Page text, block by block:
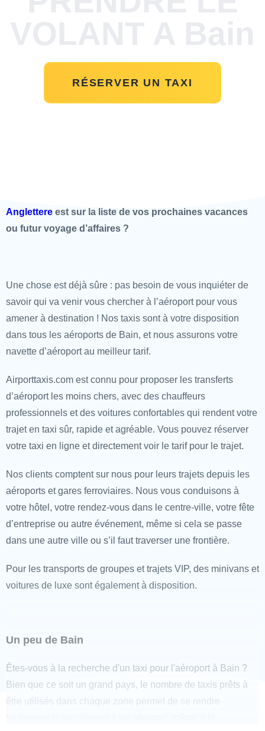
RÉSERVER UN TAXI
Anglettere est sur la liste de vos prochaines vacances
ou futur voyage d’affaires ?
Une chose est déjà sûre : pas besoin de vous inquiéter de
savoir qui va venir vous chercher à l’aéroport pour vous
amener à destination ! Nos taxis sont à votre disposition
dans tous les aéroports de Bain, et nous assurons votre
navette d’aéroport au meilleur tarif.
Airporttaxis.com est connu pour proposer les transferts
d’aéroport les moins chers, avec des chauffeurs
professionnels et des voitures confortables qui rendent votre
trajet en taxi sûr, rapide et agréable. Vous pouvez réserver
votre taxi en ligne et directement voir le tarif pour le trajet.
Nos clients comptent sur nous pour leurs trajets depuis les
aéroports et gares ferroviaires. Nous vous conduisons à
votre hôtel, votre rendez-vous dans le centre-ville, votre fête
d’entreprise ou autre événement, même si cela se passe
dans une autre ville ou s’il faut traverser une frontière.
Pour les transports de groupes et trajets VIP, des minivans et
voitures de luxe sont également à disposition.
Un peu de Bain
Êtes-vous à la recherche d'un taxi pour l'aéroport à Bain ?
Bien que ce soit un grand pays, le nombre de taxis prêts à
être utilisés dans chaque zone permet de se rendre